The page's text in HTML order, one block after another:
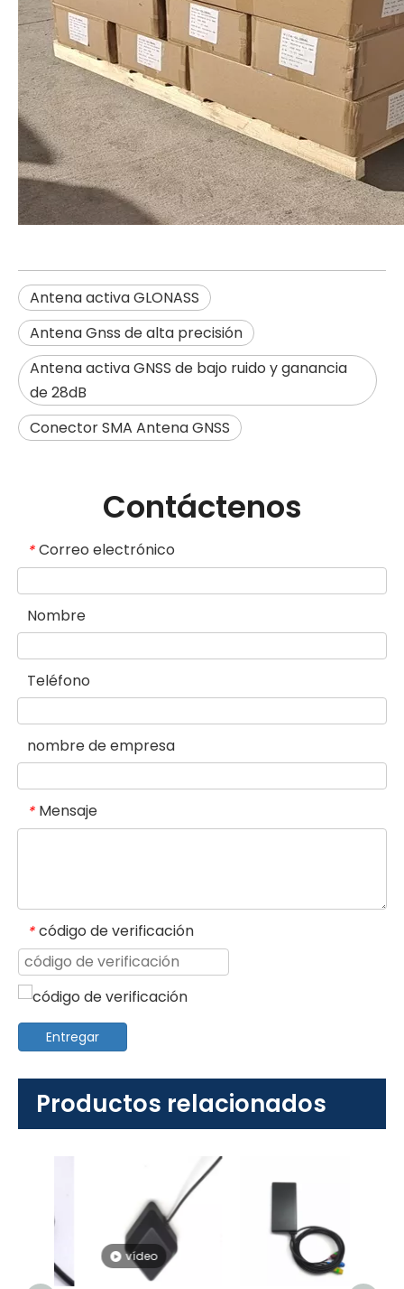
Antena activa GLONASS
Antena Gnss de alta precisión
Antena activa GNSS de bajo ruido y ganancia
de 28dB
Conector SMA Antena GNSS
Contáctenos
* Correo electrónico
Nombre
Teléfono
nombre de empresa
* Mensaje
* código de verificación
Entregar
Productos relacionados
vídeo